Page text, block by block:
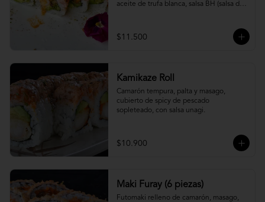
aceite de trufa blanca, salsa BH (salsa de
$11.500
Kamikaze Roll
Camarón tempura, palta y masago,
cubierto de spicy de pescado
sopleteado, con salsa unagi.
$10.900
Maki Furay (6 piezas)
Futomaki relleno de camarón, masago,